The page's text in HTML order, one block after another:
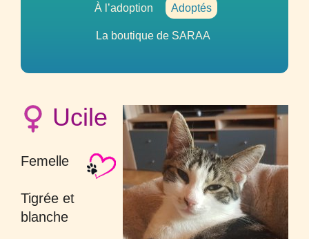
À l’adoption Adoptés
La boutique de SARAA
Ucile
Femelle
Tigrée et
blanche